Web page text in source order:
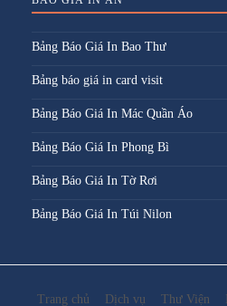
Bảng Báo Giá In Bao Thư
Bảng báo giá in card visit
Bảng Báo Giá In Mác Quần Áo
Bảng Báo Giá In Phong Bì
Bảng Báo Giá In Tờ Rơi
Bảng Báo Giá In Túi Nilon
Trang chủ Dịch vụ Thư Viện